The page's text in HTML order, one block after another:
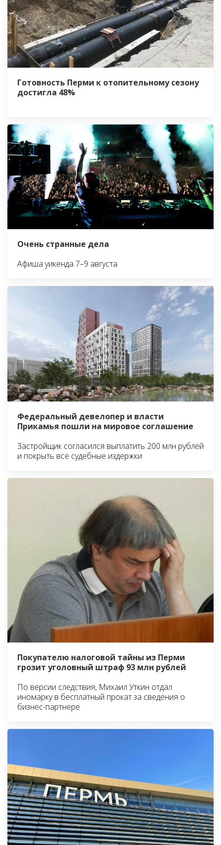
Готовность Перми к отопительному сезону
достигла 48%
Очень странные дела
Афиша уикенда 7–9 августа
Федеральный девелопер и власти
Прикамья пошли на мировое соглашение
Застройщик согласился выплатить 200 млн рублей
и покрыть все судебные издержки
Покупателю налоговой тайны из Перми
грозит уголовный штраф 93 млн рублей
По версии следствия, Михаил Уткин отдал
иномарку в бесплатный прокат за сведения о
бизнес-партнере